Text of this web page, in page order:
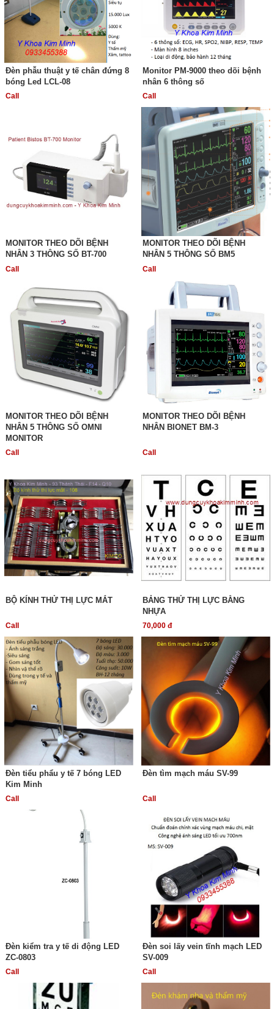
Đèn phẫu thuật y tế chân đứng 8
bóng Led LCL-08
Call
Monitor PM-9000 theo dõi bệnh
nhân 6 thông số
Call
MONITOR THEO DÕI BỆNH
NHÂN 3 THÔNG SỐ BT-700
Call
MONITOR THEO DÕI BỆNH
NHÂN 5 THÔNG SỐ BM5
Call
MONITOR THEO DÕI BỆNH
NHÂN 5 THÔNG SỐ OMNI
MONITOR
Call
MONITOR THEO DÕI BỆNH
NHÂN BIONET BM-3
Call
BỘ KÍNH THỬ THỊ LỰC MẮT
Call
BẢNG THỬ THỊ LỰC BẰNG
NHỰA
70,000 đ
Đèn tiểu phẩu y tế 7 bóng LED
Kim Minh
Call
Đèn tìm mạch máu SV-99
Call
Đèn kiểm tra y tế di động LED
ZC-0803
Call
Đèn soi lấy vein tĩnh mạch LED
SV-009
Call